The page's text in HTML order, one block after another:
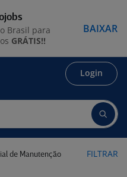
Login
de Manutenção FILTRAR
Brasil para
GRÁTIS!!
BAIXAR